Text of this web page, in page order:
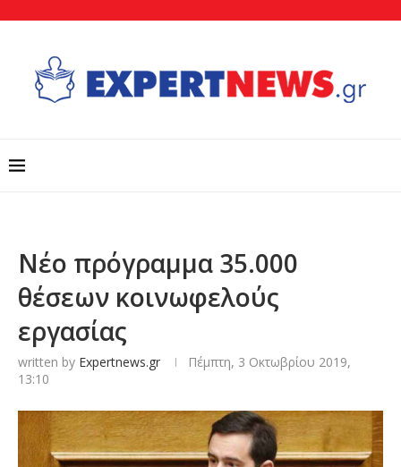
Νέο πρόγραμμα 35.000
θέσεων κοινωφελούς
εργασίας
written by Expertnews.gr
Πέμπτη, 3 Οκτωβρίου 2019,
13:10